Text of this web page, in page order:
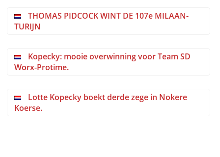
THOMAS PIDCOCK WINT DE 107e MILAAN-
TURIJN
Kopecky: mooie overwinning voor Team SD
Worx-Protime.
Lotte Kopecky boekt derde zege in Nokere
Koerse.